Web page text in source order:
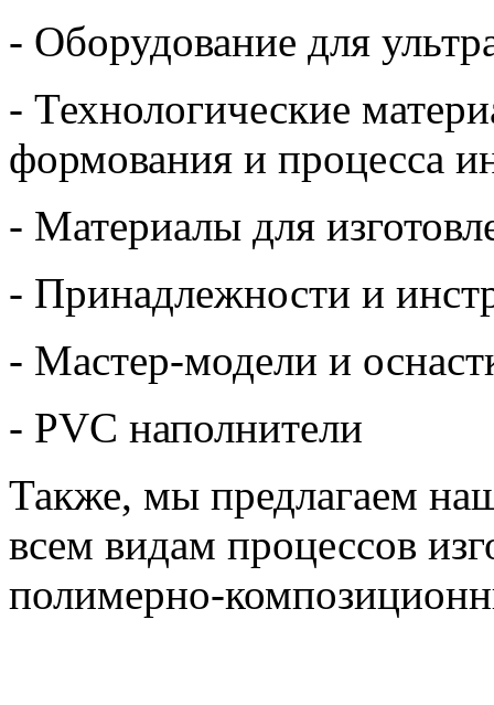
- Оборудование для
- Технологические
формования и процесса
- Материалы для
- Принадлежности и
- Мастер-модели и
- PVC наполнители
Также, мы предлагаем
всем видам процессов
полимерно-